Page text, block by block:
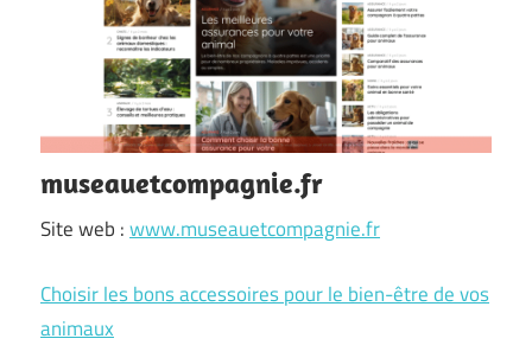
museauetcompagnie.fr
Site web :www.museauetcompagnie.fr
Choisir les bons accessoires pour le bien-être de vos
animaux